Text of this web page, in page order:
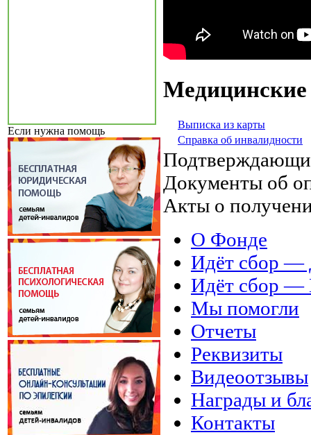
Если нужна помощь
Выписка из карты
Справка об инвалидности
Документы об
Акты о
О Фонде
Идёт сбор
Идёт сбор
Мы помогли
Отчеты
Реквизиты
Видеоотзывы
Награды и
Контакты